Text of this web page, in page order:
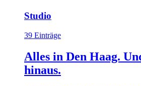
Studio
39 Einträge
Alles in Den Haag.
hinaus.